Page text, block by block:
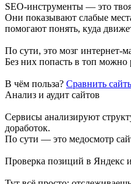
SEO-инструменты — это
Они показывают слабые
помогают понять, куда
По сути, это мозг интернет-
Без них попасть в топ можно
В чём польза? Сравнить
Анализ и аудит сайтов
Сервисы анализируют
доработок.
По сути — это медосмотр
Проверка позиций в Яндекс